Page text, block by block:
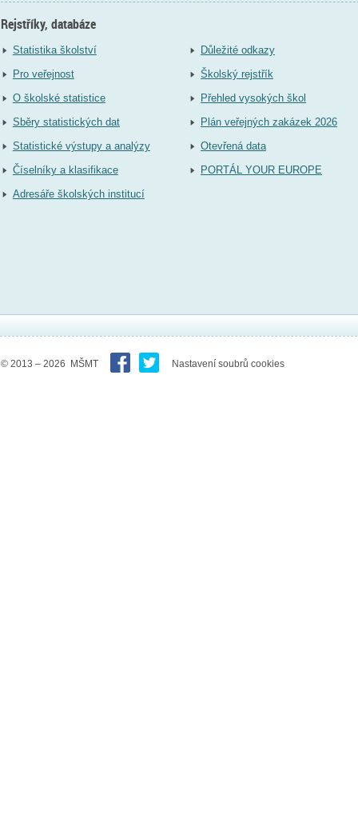
Rejstříky, databáze
Statistika školství
Pro veřejnost
O školské statistice
Sběry statistických dat
Statistické výstupy a analýzy
Číselníky a klasifikace
Adresáře školských institucí
Důležité odkazy
Školský rejstřík
Přehled vysokých škol
Plán veřejných zakázek 2026
Otevřená data
PORTÁL YOUR EUROPE
© 2013 – 2026 MŠMT Nastavení soubrů cookies